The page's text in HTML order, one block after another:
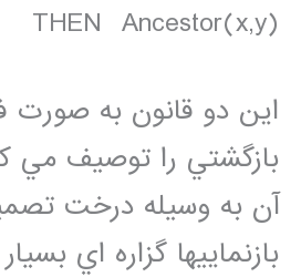
THEN Ancestor(x,y)
اين دو قانون به صورت
بازگشتي را توصيف مي
آن به وسيله درخت
بازنماييها گزاره اي